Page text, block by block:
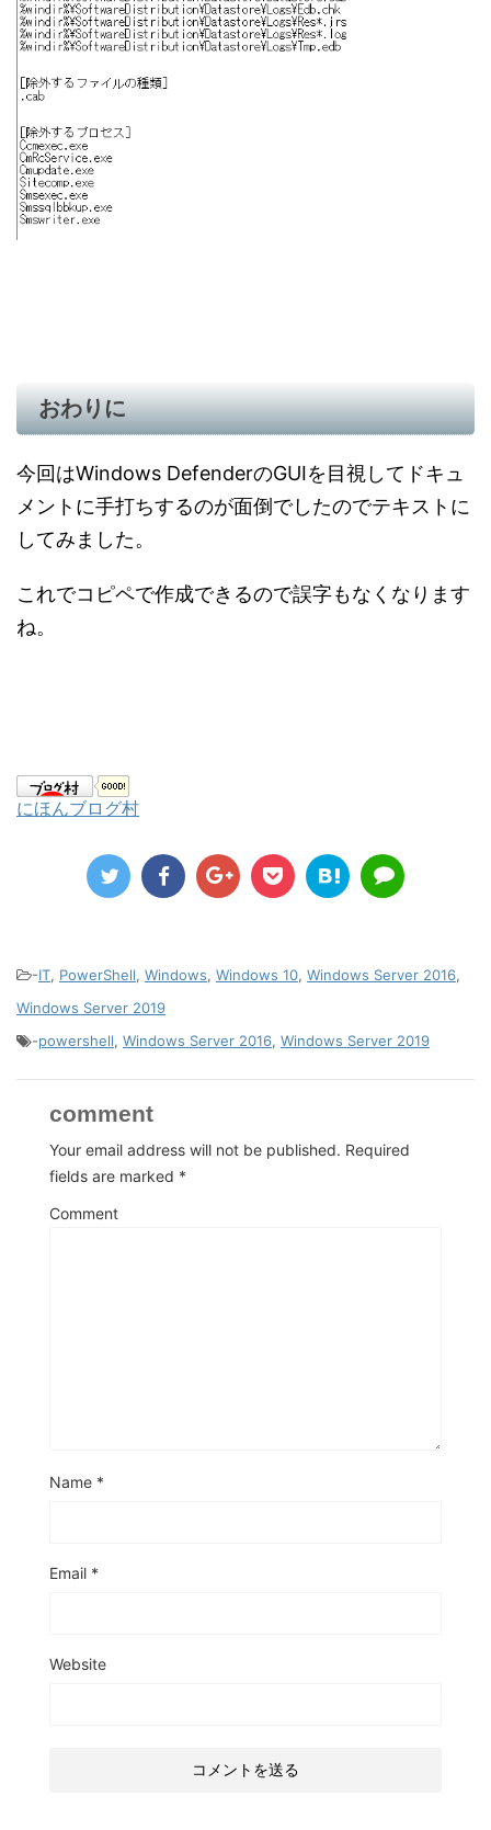
おわりに
今回はWindows DefenderのGUIを目視してドキュ
メントに手打ちするのが面倒でしたのでテキストに
してみました。
これでコピペで作成できるので誤字もなくなります
ね。
にほんブログ村
-IT, PowerShell, Windows, Windows 10, Windows Server 2016,
Windows Server 2019
-powershell, Windows Server 2016, Windows Server 2019
comment
Your email address will not be published. Required
fields are marked *
Comment
Name *
Email *
Website